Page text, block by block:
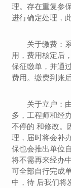
理。存在重复参
进行确定处理，
关于缴费：
用，费用核定后
保征缴单，并通
费用。缴费到账
关于立户：
多，工程师和经
不停的 和修改。
理，届时将会补
保也会推出单位
将不需再来经办
可全部自行完成
中，待 后我们将